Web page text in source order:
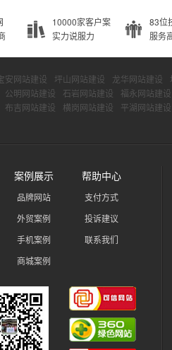
10000家客户案
实力说服力
83位
服务
安网站建设 坪山网站建设 龙华网站建设
公明网站建设 石岩网站建设 福永网站建设
布吉网站建设 横岗网站建设 平湖网站建设
案例展示
品牌网站
外贸案例
手机案例
商城案例
帮助中心
支付方式
投诉建议
联系我们